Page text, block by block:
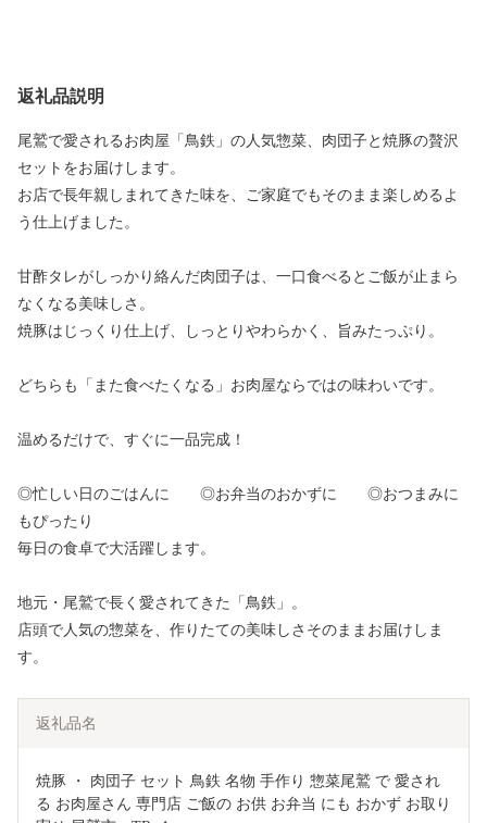
返礼品説明
尾鷲で愛されるお肉屋「鳥鉄」の人気惣菜、肉団子と焼豚の贅沢
セットをお届けします。
お店で長年親しまれてきた味を、ご家庭でもそのまま楽しめるよ
う仕上げました。
甘酢タレがしっかり絡んだ肉団子は、一口食べるとご飯が止まら
なくなる美味しさ。
焼豚はじっくり仕上げ、しっとりやわらかく、旨みたっぷり。
どちらも「また食べたくなる」お肉屋ならではの味わいです。
温めるだけで、すぐに一品完成！
◎忙しい日のごはんに ◎お弁当のおかずに ◎おつまみに
もぴったり
毎日の食卓で大活躍します。
地元・尾鷲で長く愛されてきた「鳥鉄」。
店頭で人気の惣菜を、作りたての美味しさそのままお届けしま
す。
返礼品名
焼豚 ・ 肉団子 セット 鳥鉄 名物 手作り 惣菜尾鷲 で 愛され
る お肉屋さん 専門店 ご飯の お供 お弁当 にも おかず お取り